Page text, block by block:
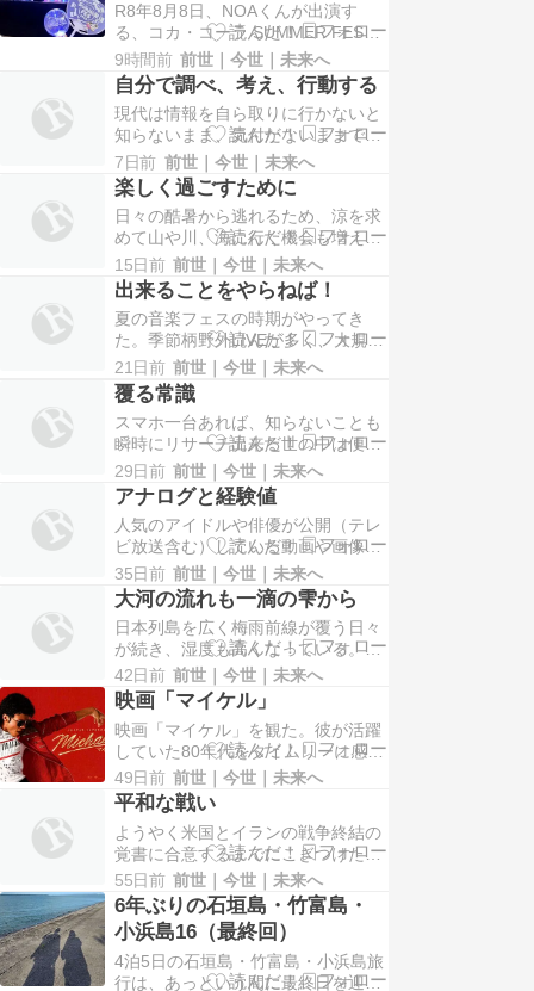
R8年8月8日、NOAくんが出演す
る、コカ・コーラ SUMMER FES
LIVEアリーナに参加した。夏フェス
的なものは暑さに負けて例年は参加
していなかったが、今年は開演が19
時ということもあり、暑すぎる陽射
しのなかでもないし、何より単独
LIVEだし…と一瞬前向きな気持ちに
なりつ…
9時間前 前世｜今世｜未来へ
自分で調べ、考え、行動する
現代は情報を自ら取りに行かないと
知らないまま、気付かないままで終
わることが多い。先日、かかりつけ
医の受付で、初老の男性が「介護保
険」って何ですか？って聞いている
のを耳にして驚いた。介護保険証が
届いたものの、これはいったい何に
使うのかが分からない、ということ
らしい。介護保険証は65…
7日前 前世｜今世｜未来へ
楽しく過ごすために
日々の酷暑から逃れるため、涼を求
めて山や川、海に行く機会も増える
この頃だが、毎日のように起きる悲
しい事故などのニュースを目にする
と胸が痛む。登山シーズンに突入し
たものの、熊出没に留意する必要が
あるし、今や街中にも熊や他野生動
物が出現するようになっていること
を思うと、ボーっと歩くこ…
15日前 前世｜今世｜未来へ
出来ることをやらねば！
夏の音楽フェスの時期がやってき
た。季節柄野外LIVEが多く、大規模
な会場や海沿いの特設ステージな
ど、若者達には待ちに待ったイベン
トの一つだろう。〇〇フェスといっ
たLIVEには多くのアーティストやア
イドルが出演するが、その殆どを私
は知らない。若い女の子達は5レン
ジャータイプの衣装で…
21日前 前世｜今世｜未来へ
覆る常識
スマホ一台あれば、知らないことも
瞬時にリサーチ出来る世の中は便利
だ。昔であれば年長者に教えてもら
うことが普通であり、それが正解だ
と思っていた。だが、時代が変われ
ば、今や年長者の経験や常識が非常
識になりつつある。困っている人が
いたら声をかける、助けるのが常識
だったが、ヘタに声をかけ…
29日前 前世｜今世｜未来へ
アナログと経験値
人気のアイドルや俳優が公開（テレ
ビ放送含む）している動画や画像
を、無許可で自身のSNSアカウント
で発信するファンは後を絶たない。
念のためだが、これって漏れなく違
法である。どんなに好きな推しであ
っても、悪気が無かったとしても、
著作権、肖像権等を侵害したとし
て、権利者の許可無しにSN…
35日前 前世｜今世｜未来へ
大河の流れも一滴の雫から
日本列島を広く梅雨前線が覆う日々
が続き、湿度も高くなっている。こ
の時期になると除湿器を購入するか
どうか毎年悩んでいた。エアコンで
ドライ設定にすればある程度の湿度
は抑えられるものの、気温は下げた
くないが、湿度だけ抑えたい時に
は、やはり除湿器が必需品だ。昔の
除湿器は湿度は下がるが、室…
42日前 前世｜今世｜未来へ
映画「マイケル」
映画「マイケル」を観た。彼が活躍
していた80年代をタイムリーに感じ
てはいたし、ファンでなくとも、誰
もが一度はその曲を聴いたことがあ
るだろうし、当時はCMなどでも良
く流れていた。ファンではなかった
私に、当時の思い出はほぼ無いのだ
が、マイケルの甥が演じることや、
現在の推しがマイケルの…
49日前 前世｜今世｜未来へ
平和な戦い
ようやく米国とイランの戦争終結の
覚書に合意するまでにこぎつけた。
そもそもこの戦争って、イスラエル
とイランの戦争だったはずが、イス
ラエルのバックに米国がいるので、
気付けば米国対イランの戦争になっ
ていた。中東諸国は何千年にも亘り
民族紛争を繰り返し、もはやそれが
55日前 前世｜今世｜未来へ
6年ぶりの石垣島・竹富島・
小浜島16（最終回）
4泊5日の石垣島・竹富島・小浜島旅
行は、あっという間に最終日を迎え